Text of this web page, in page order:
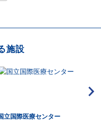
施設
立国際医療センター